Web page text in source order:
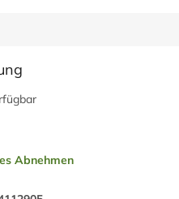
Abnehmen